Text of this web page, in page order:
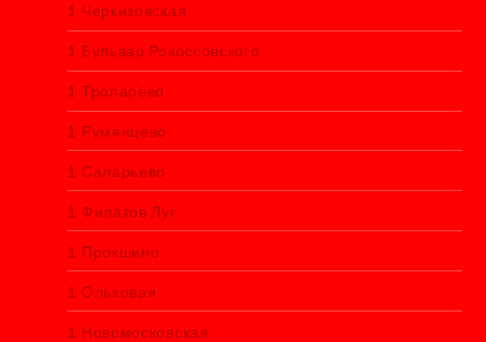
1 Черкизовская
1 Бульвар Рокоссовского
1 Тропарёво
1 Румянцево
1 Саларьево
1 Филатов Луг
1 Прокшино
1 Ольховая
1 Новомосковская